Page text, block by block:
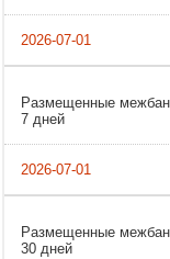
Размещенные
7 дней
Размещенные
30 дней